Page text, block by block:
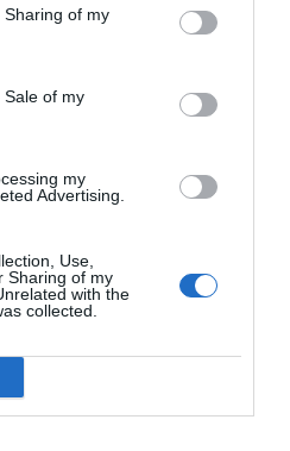
of my
of my
my
Advertising.
Use,
Sharing of my
with the
collected.
hitelezés
Deloitte, Pénzintézeti szektor
a vállalati
Magyar Nemzeti Bank
Merre tovább,
MKB Bank